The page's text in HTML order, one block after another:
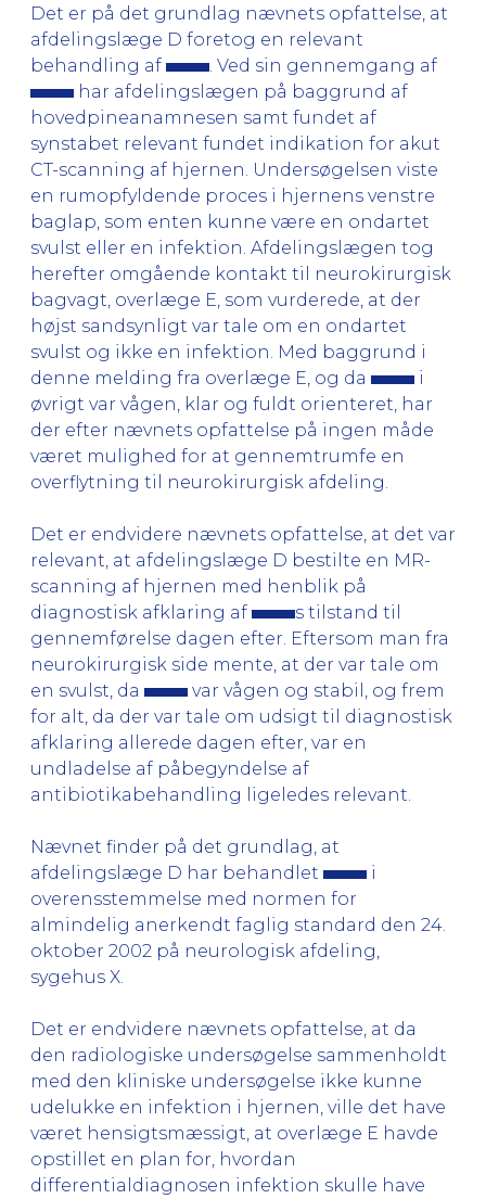
Det er på det grundlag nævnets opfattelse, at
afdelingslæge D foretog en relevant
behandling af
. Ved sin gennemgang af
har afdelingslægen på baggrund af
hovedpineanamnesen samt fundet af
synstabet relevant fundet indikation for akut
CT-scanning af hjernen. Undersøgelsen viste
en rumopfyldende proces i hjernens venstre
baglap, som enten kunne være en ondartet
svulst eller en infektion. Afdelingslægen tog
herefter omgående kontakt til neurokirurgisk
bagvagt, overlæge E, som vurderede, at der
højst sandsynligt var tale om en ondartet
svulst og ikke en infektion. Med baggrund i
denne melding fra overlæge E, og da
i
øvrigt var vågen, klar og fuldt orienteret, har
der efter nævnets opfattelse på ingen måde
været mulighed for at gennemtrumfe en
overflytning til neurokirurgisk afdeling.
Det er endvidere nævnets opfattelse, at det var
relevant, at afdelingslæge D bestilte en MR-
scanning af hjernen med henblik på
diagnostisk afklaring af
s tilstand til
gennemførelse dagen efter. Eftersom man fra
neurokirurgisk side mente, at der var tale om
en svulst, da
var vågen og stabil, og frem
for alt, da der var tale om udsigt til diagnostisk
afklaring allerede dagen efter, var en
undladelse af påbegyndelse af
antibiotikabehandling ligeledes relevant.
Nævnet finder på det grundlag, at
afdelingslæge D har behandlet
i
overensstemmelse med normen for
almindelig anerkendt faglig standard den 24.
oktober 2002 på neurologisk afdeling,
sygehus X.
Det er endvidere nævnets opfattelse, at da
den radiologiske undersøgelse sammenholdt
med den kliniske undersøgelse ikke kunne
udelukke en infektion i hjernen, ville det have
været hensigtsmæssigt, at overlæge E havde
opstillet en plan for, hvordan
differentialdiagnosen infektion skulle have